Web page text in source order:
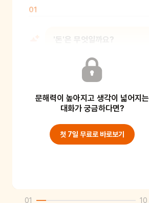
01
'돈'은 무엇일까요?
물건을 사고, 우리에게 필요한 것을 얻는
문해력이 높아지고 생각이 넓어지는
대화가 궁금하다면?
첫 7일 무료로 바로보기
01 10